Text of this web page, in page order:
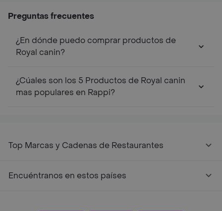
Preguntas frecuentes
¿En dónde puedo comprar productos de
Royal canin?
¿Cúales son los 5 Productos de Royal canin
mas populares en Rappi?
Top Marcas y Cadenas de Restaurantes
Encuéntranos en estos países